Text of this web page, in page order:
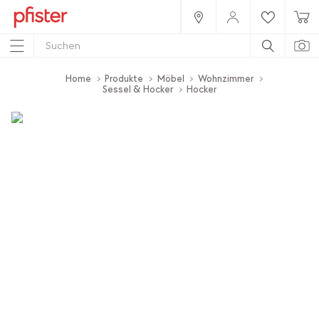
Home Produkte Möbel
Wohnzimmer
Sessel & Hocker
Hocker